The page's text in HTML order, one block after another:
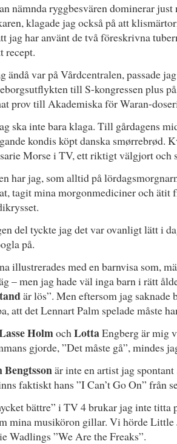
nämnda ryggbesvären dominerar just
klagade jag också på att
jag har använt de två föreskrivna
recept.
ändå var på Vårdcentralen, passade
till S-kongressen plus
prov till Akademiska för Waran-
ska inte bara klaga. Till gårdagens
kondis köpt danska smørrebrød.
Morse i TV, ett riktigt välgjort och
har jag, som alltid på
tagit mina morgonmediciner och ätit
del tyckte jag det var ovanligt lätt i
på.
illustrerades med en barnvisa som,
– men jag hade väl inga barn i rätt
tandär lös”. Men eftersom jag saknade
att det Lennart Palm spelade måste
HolmochLottaEngberg är mig
gjorde, ”Det måste gå”, mindes
Bengtssonär inte en artist jag
faktiskt hans ”I Can’t Go On” från
bättre” i TV 4 brukar jag inte titta
mina musiköron gillar. Vi hörde Little
Wadlings ”We Are the Freaks”.